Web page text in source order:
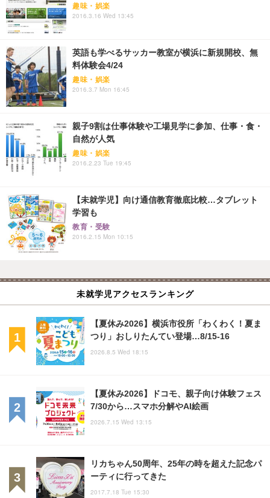
趣味・娯楽
2016.3.16 Wed 13:45
英語も学べるサッカー教室が横浜に新規開校、無
料体験会4/24
趣味・娯楽
2016.3.7 Mon 16:45
親子9割は仕事体験や工場見学に参加、仕事・食・
自然が人気
趣味・娯楽
2016.2.23 Tue 19:45
【未就学児】向け通信教育徹底比較…タブレット
学習も
教育・受験
2016.2.15 Mon 10:15
未就学児アクセスランキング
【夏休み2026】横浜市役所「わくわく！夏ま
つり」おしりたんてい登場…8/15-16
2026.8.5 Wed 18:15
【夏休み2026】ドコモ、親子向け体験フェス
7/30から…スマホ分解やAI絵画
2026.7.15 Wed 13:15
リカちゃん50周年、25年の時を超えた記念パ
ーティに行ってきた
2017.7.18 Tue 15:30